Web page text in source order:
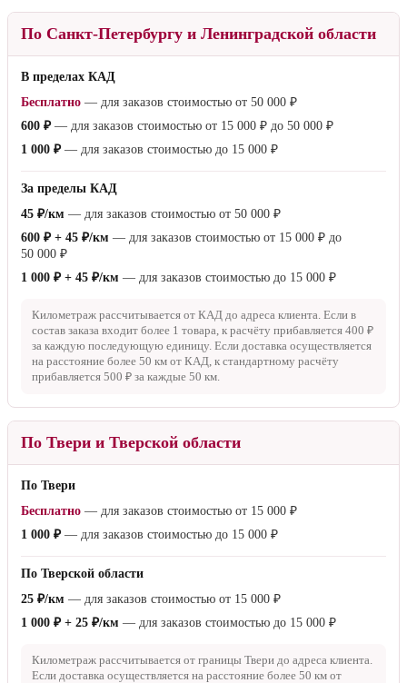
По Санкт-Петербургу и Ленинградской области
В пределах КАД
Бесплатно — для заказов стоимостью от 50 000 ₽
600 ₽— для заказов стоимостью от 15 000 ₽ до 50 000 ₽
1 000 ₽— для заказов стоимостью до 15 000 ₽
За пределы КАД
45 ₽/км — для заказов стоимостью от 50 000 ₽
600 ₽ + 45 ₽/км — для заказов стоимостью от 15 000 ₽ до
50 000 ₽
1 000 ₽ + 45 ₽/км — для заказов стоимостью до 15 000 ₽
Километраж рассчитывается от КАД до адреса клиента. Если в
состав заказа входит более 1 товара, к расчёту прибавляется 400 ₽
за каждую последующую единицу. Если доставка осуществляется
на расстояние более 50 км от КАД, к стандартному расчёту
прибавляется 500 ₽ за каждые 50 км
По Твери и Тверской области
По Твери
Бесплатно — для заказов стоимостью от 15 000 ₽
1 000 ₽— для заказов стоимостью до 15 000 ₽
По Тверской области
25 ₽/км — для заказов стоимостью от 15 000 ₽
1 000 ₽ + 25 ₽/км — для заказов стоимостью до 15 000 ₽
Километраж рассчитывается от границы Твери до адреса клиента.
Если доставка осуществляется на расстояние более 50 км от